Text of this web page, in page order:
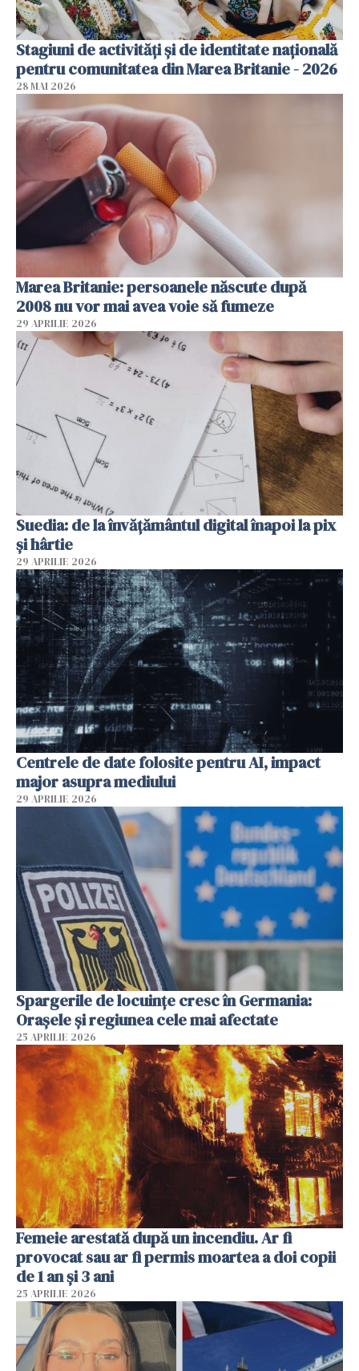
Stagiuni de activități și de identitate națională
pentru comunitatea din Marea Britanie - 2026
28 MAI 2026
Marea Britanie: persoanele născute după
2008 nu vor mai avea voie să fumeze
29 APRILIE 2026
Suedia: de la învățământul digital înapoi la pix
și hârtie
29 APRILIE 2026
Centrele de date folosite pentru AI, impact
major asupra mediului
29 APRILIE 2026
Spargerile de locuințe cresc în Germania:
Orașele și regiunea cele mai afectate
25 APRILIE 2026
Femeie arestată după un incendiu. Ar fi
provocat sau ar fi permis moartea a doi copii
de 1 an și 3 ani
25 APRILIE 2026